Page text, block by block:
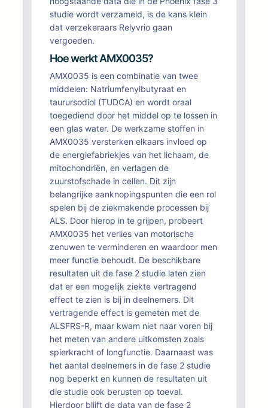
studie wordt verzameld, is de kans klein
dat verzekeraars Relyvrio gaan
vergoeden.
Hoe werkt AMX0035?
AMX0035 is een combinatie van twee
middelen: Natriumfenylbutyraat en
taurursodiol (TUDCA) en wordt oraal
toegediend door het middel op te lossen in
een glas water. De werkzame stoffen in
AMX0035 versterken elkaars invloed op
de energiefabriekjes van het lichaam, de
mitochondriën, en verlagen de
zuurstofschade in cellen. Dit zijn
belangrijke aanknopingspunten die een rol
spelen bij de ziekmakende processen bij
ALS. Door hierop in te grijpen, probeert
AMX0035 het verlies van motorische
zenuwen te verminderen en waardoor men
meer functie behoudt. De beschikbare
resultaten uit de fase 2 studie laten zien
dat er een mogelijk ziekte vertragend
effect te zien is bij in deelnemers. Dit
vertragende effect is gemeten met de
ALSFRS-R, maar kwam niet naar voren bij
het meten van andere uitkomsten zoals
spierkracht of longfunctie. Daarnaast was
het aantal deelnemers in de fase 2 studie
nog beperkt en kunnen de resultaten uit
die studie ook berusten op toeval.
Hierdoor blijft de data van de fase 2